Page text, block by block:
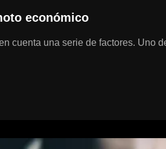
económico
cuenta una serie de factores. Uno